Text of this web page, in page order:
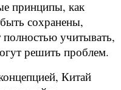
принципы, как
сохранены,
полностью учитывать,
решить проблем.
Китай